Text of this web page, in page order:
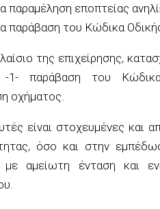
παραμέληση εποπτείας
παράβαση του Κώδικα
της επιχείρησης,
-1- παράβαση του
οχήματος.
είναι στοχευμένες
όσο και στην
με αμείωτη ένταση και